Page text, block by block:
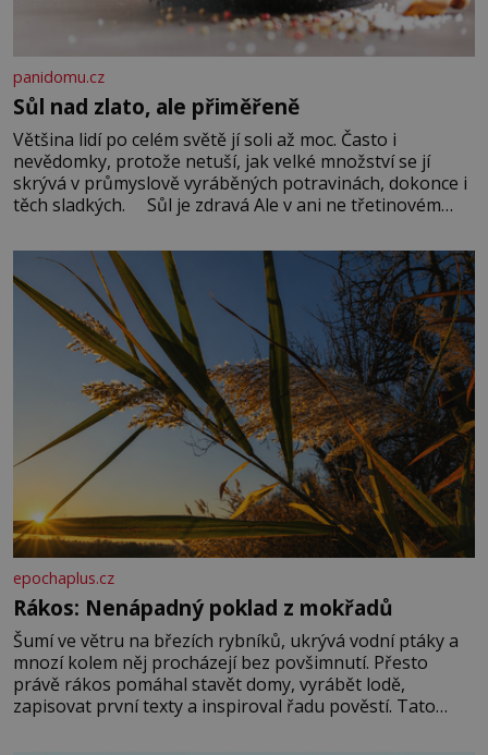
panidomu.cz
Sůl nad zlato, ale přiměřeně
Většina lidí po celém světě jí soli až moc. Často i
nevědomky, protože netuší, jak velké množství se jí
skrývá v průmyslově vyráběných potravinách, dokonce i
těch sladkých. Sůl je zdravá Ale v ani ne třetinovém
základní složky– sodík a chlór – jsou zásadní pro
správné hospodaření
epochaplus.cz
Rákos: Nenápadný poklad z mokřadů
Šumí ve větru na březích rybníků, ukrývá vodní ptáky a
mnozí kolem něj procházejí bez povšimnutí. Přesto
právě rákos pomáhal stavět domy, vyrábět lodě,
zapisovat první texty a inspiroval řadu pověstí. Tato